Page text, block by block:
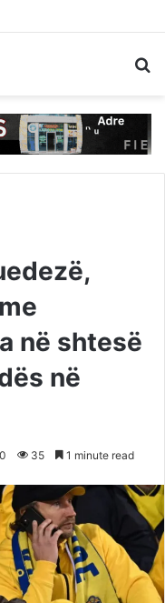
në shtesë
në
0 35 1 minute read